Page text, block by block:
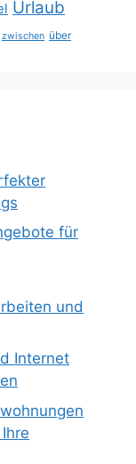
Urlaub
zwischen über
für
und
Internet